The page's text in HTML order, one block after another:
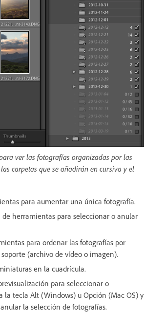
ver las fotografías organizadas por las
carpetas que se añadirán en cursiva y el
para aumentar una única fotografía.
herramientas para seleccionar o anular
para ordenar las fotografías por
(archivo de vídeo o imagen).
en la cuadrícula.
para seleccionar o
la tecla Alt (Windows) u Opción (Mac OS) y
la selección de fotografías.